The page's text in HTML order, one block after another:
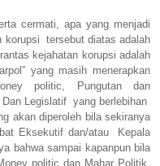
cermati, apa yang menjadi
korupsi tersebut diatas adalah
kejahatan korupsi adalah
yang masih menerapkan
politic, Pungutan dan
Legislatif yang berlebihan
akan diperoleh bila sekiranya
Eksekutif dan/atau Kepala
bahwa sampai kapanpun bila
politic dan Mahar Politik,